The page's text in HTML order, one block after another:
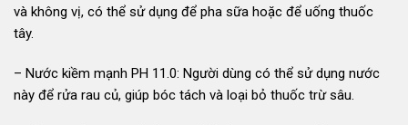
và không vị, có thể sử dụng để pha sữa hoặc để uống thuốc
tây.
– Nước kiềm mạnh PH 11.0: Người dùng có thể sử dụng nước
này để rửa rau củ, giúp bóc tách và loại bỏ thuốc trừ sâu.